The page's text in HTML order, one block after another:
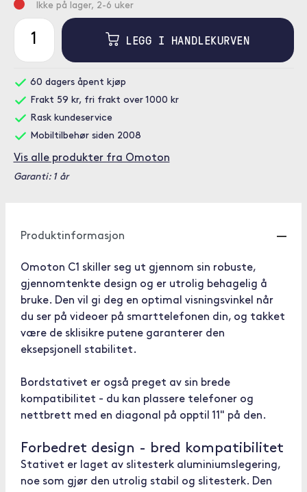
Ikke på lager, 2-6 uker
LEGG I HANDLEKURVEN
60 dagers åpent kjøp
Frakt 59 kr, fri frakt over 1000 kr
Rask kundeservice
Mobiltilbehør siden 2008
Vis alle produkter fra Omoton
Garanti: 1 år
Produktinformasjon
Omoton C1 skiller seg ut gjennom sin robuste,
gjennomtenkte design og er utrolig behagelig å
bruke. Den vil gi deg en optimal visningsvinkel når
du ser på videoer på smarttelefonen din, og takket
være de sklisikre putene garanterer den
eksepsjonell stabilitet.
Bordstativet er også preget av sin brede
kompatibilitet - du kan plassere telefoner og
nettbrett med en diagonal på opptil 11" på den.
Forbedret design - bred kompatibilitet
Stativet er laget av slitesterk aluminiumslegering,
noe som gjør den utrolig stabil og slitesterk. Den